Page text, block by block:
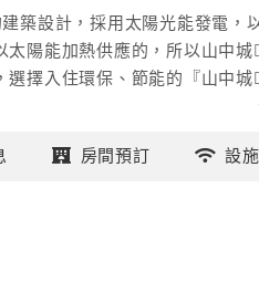
築設計，採用太陽光能發電，
太陽能加熱供應的，所以山中
選擇入住環保、節能的『山中
房間預訂 設施